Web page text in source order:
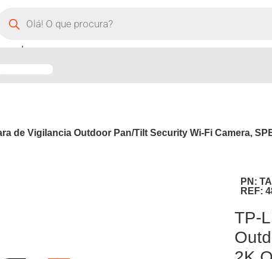
de Vigilancia Outdoor Pan/Tilt Security Wi-Fi Camera,
PN:
REF:
TP-